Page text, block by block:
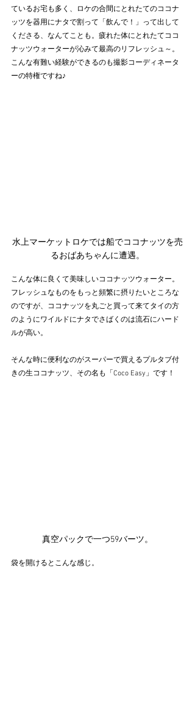
ているお宅も多く、ロケの合間にとれたてのココナ
ッツを器用にナタで割って「飲んで！」って出して
くださる、なんてことも。疲れた体にとれたてココ
ナッツウォーターが沁みて最高のリフレッシュ～。
こんな有難い経験ができるのも撮影コーディネータ
ーの特権ですね♪
水上マーケットロケでは船でココナッツを売
るおばあちゃんに遭遇。
こんな体に良くて美味しいココナッツウォーター。
フレッシュなものをもっと頻繁に摂りたいところな
のですが、ココナッツを丸ごと買って来てタイの方
のようにワイルドにナタでさばくのは流石にハード
ルが高い。
そんな時に便利なのがスーパーで買えるプルタブ付
きの生ココナッツ、その名も「Coco Easy」です！
真空パックで一つ59バーツ。
袋を開けるとこんな感じ。